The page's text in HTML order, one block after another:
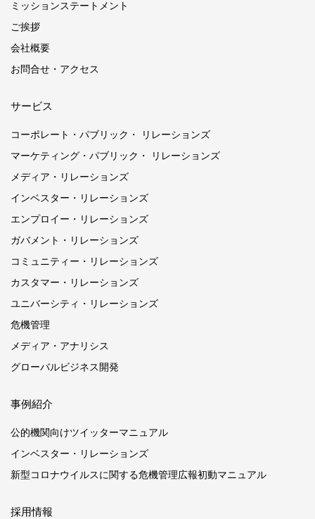
ミッションステートメント
ご挨拶
会社概要
お問合せ・アクセス
サービス
コーポレート・パブリック・ リレーションズ
マーケティング・パブリック・ リレーションズ
メディア・リレーションズ
インベスター・リレーションズ
エンプロイー・リレーションズ
ガバメント・リレーションズ
コミュニティー・リレーションズ
カスタマー・リレーションズ
ユニバーシティ・リレーションズ
危機管理
メディア・アナリシス
グローバルビジネス開発
事例紹介
公的機関向けツイッターマニュアル
インベスター・リレーションズ
新型コロナウイルスに関する危機管理広報初動マニュアル
採用情報